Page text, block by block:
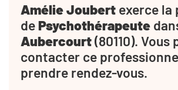
Amélie Joubert exerce la
dePsychothérapeute
Aubercourt(80110). Vous
contacter ce
prendre rendez-vous.